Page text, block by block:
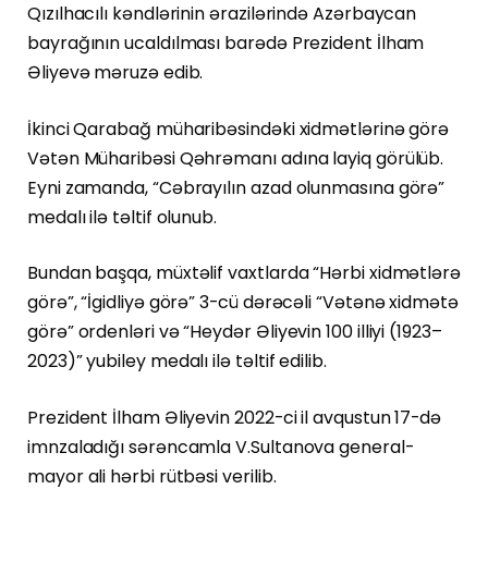
Qızılhacılı kəndlərinin ərazilərində Azərbaycan
bayrağının ucaldılması barədə Prezident İlham
Əliyevə məruzə edib.
İkinci Qarabağ müharibəsindəki xidmətlərinə görə
Vətən Müharibəsi Qəhrəmanı adına layiq görülüb.
Eyni zamanda, “Cəbrayılın azad olunmasına görə”
medalı ilə təltif olunub.
Bundan başqa, müxtəlif vaxtlarda “Hərbi xidmətlərə
görə”, “İgidliyə görə” 3-cü dərəcəli “Vətənə xidmətə
görə” ordenləri və “Heydər Əliyevin 100 illiyi (1923–
2023)” yubiley medalı ilə təltif edilib.
Prezident İlham Əliyevin 2022-ci il avqustun 17-də
imnzaladığı sərəncamla V.Sultanova general-
mayor ali hərbi rütbəsi verilib.